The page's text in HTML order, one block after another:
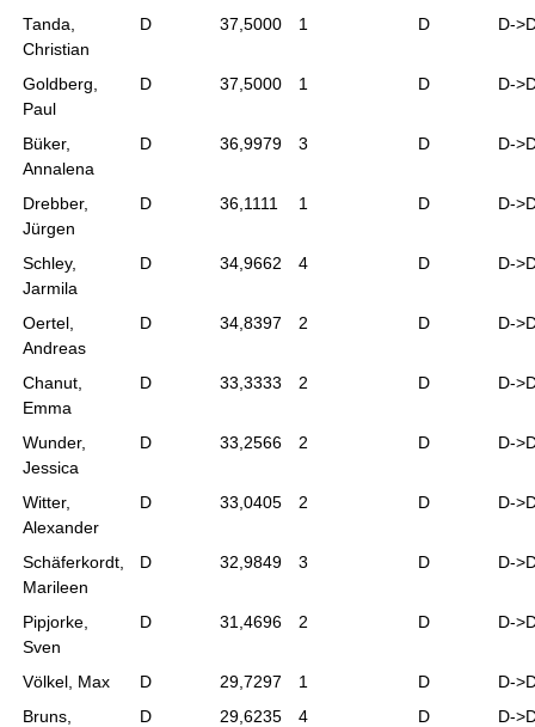
Tanda,
Christian
D 37,5000 1 D D-
Goldberg,
Paul
D 37,5000 1 D D-
Büker,
Annalena
D 36,9979 3 D D-
Drebber,
Jürgen
D 36,1111 1 D D-
Schley,
Jarmila
D 34,9662 4 D D-
Oertel,
Andreas
D 34,8397 2 D D-
Chanut,
Emma
D 33,3333 2 D D-
Wunder,
Jessica
D 33,2566 2 D D-
Witter,
Alexander
D 33,0405 2 D D-
Schäferkordt,
Marileen
D 32,9849 3 D D-
Pipjorke,
Sven
D 31,4696 2 D D-
Völkel, Max D 29,7297 1 D
D-
Bruns,
D 29,6235 4 D D-